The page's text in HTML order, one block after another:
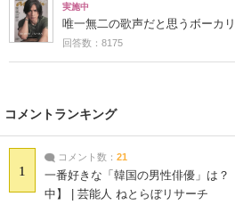
実施中
唯一無二の歌声だと思うボーカ
回答数：8175
コメントランキング
1
コメント数： 21
一番好きな「韓国の男性俳優」は？
中】 | 芸能人 ねとらぼリサーチ